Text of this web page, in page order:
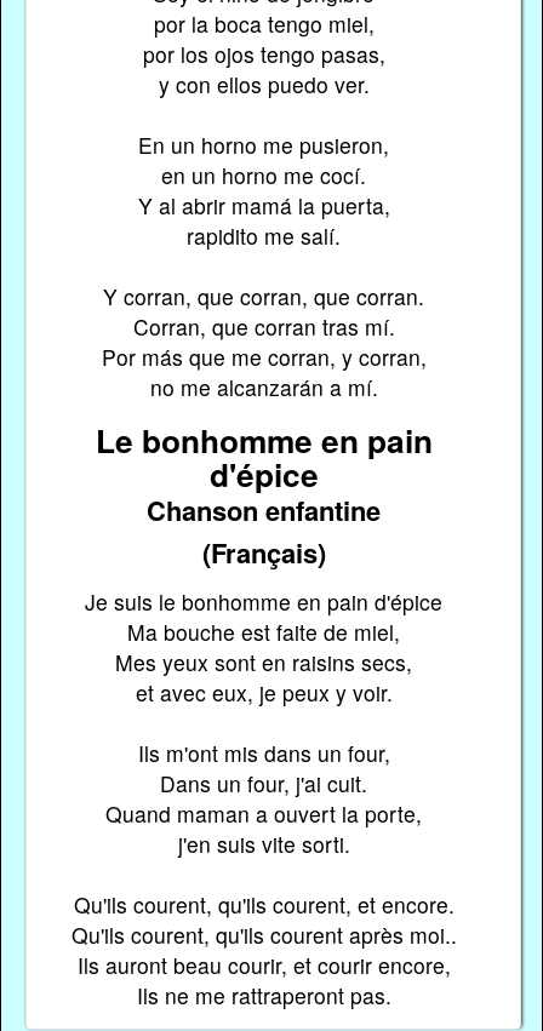
por la boca tengo miel,
por los ojos tengo pasas,
y con ellos puedo ver.
En un horno me pusieron,
en un horno me cocí.
Y al abrir mamá la puerta,
rapidito me salí.
Y corran, que corran, que corran.
Corran, que corran tras mí.
Por más que me corran, y corran,
no me alcanzarán a mí.
Le bonhomme en pain
d'épice
Chanson enfantine
(Français)
Je suis le bonhomme en pain d'épice
Ma bouche est faite de miel,
Mes yeux sont en raisins secs,
et avec eux, je peux y voir.
Ils m'ont mis dans un four,
Dans un four, j'ai cuit.
Quand maman a ouvert la porte,
j'en suis vite sorti.
Qu'ils courent, qu'ils courent, et encore.
Qu'ils courent, qu'ils courent après moi..
Ils auront beau courir, et courir encore,
Ils ne me rattraperont pas.